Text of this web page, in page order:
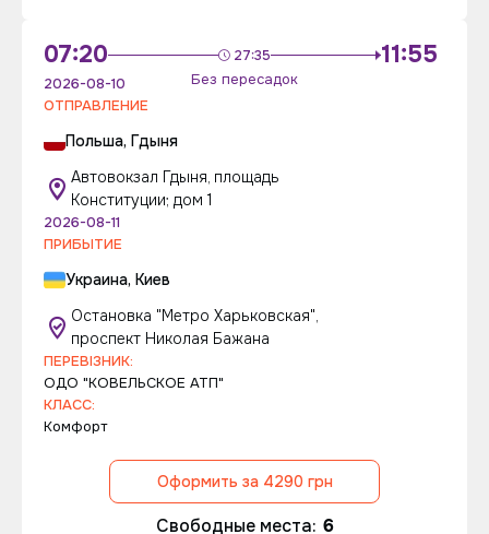
07:20 27:35
Без пересадок
11:55
2026-08-10
ОТПРАВЛЕНИЕ
Польша, Гдыня
Автовокзал Гдыня, площадь
Конституции; дом 1
2026-08-11
ПРИБЫТИЕ
Украина, Киев
Остановка "Метро Харьковская",
проспект Николая Бажана
ПЕРЕВІЗНИК:
ОДО "КОВЕЛЬСКОЕ АТП"
КЛАСС:
Комфорт
Оформить за 4290 грн
Свободные места: 6